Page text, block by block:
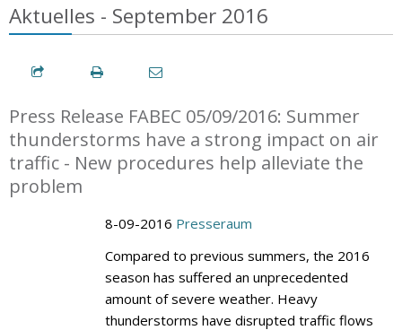
Aktuelles - September 2016
Press Release FABEC 05/09/2016: Summer
thunderstorms have a strong impact on air
traffic - New procedures help alleviate the
problem
8-09-2016 Presseraum
Compared to previous summers, the 2016
season has suffered an unprecedented
amount of severe weather. Heavy
thunderstorms have disrupted traffic flows